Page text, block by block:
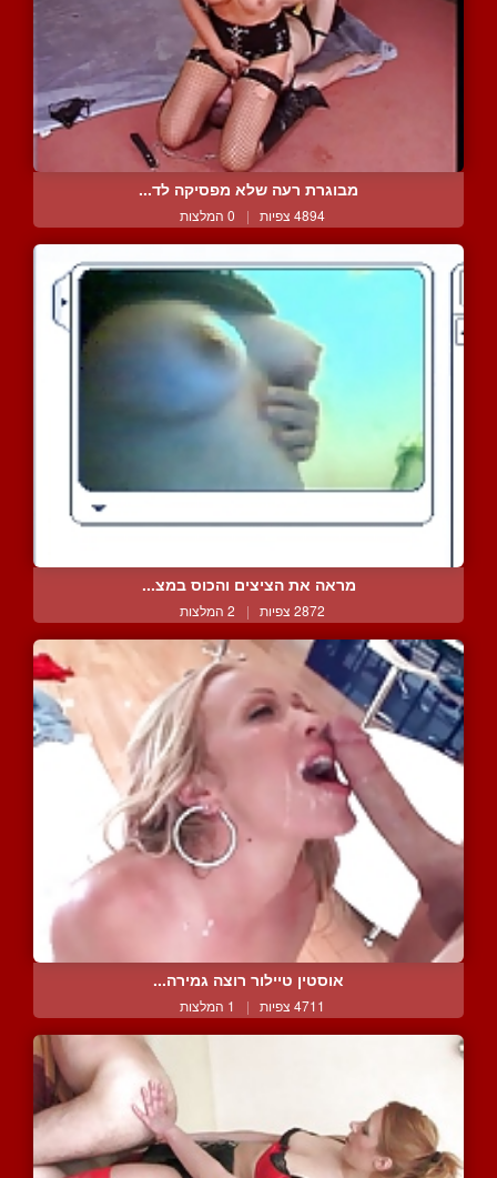
מבוגרת רעה שלא מפסיקה לד...
4894 צפיות | 0 המלצות
מראה את הציצים והכוס במצ...
2872 צפיות | 2 המלצות
אוסטין טיילור רוצה גמירה...
4711 צפיות | 1 המלצות